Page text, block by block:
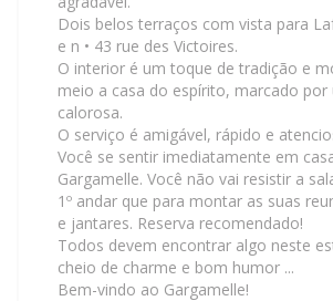
Dois belos terraços com vista para
e n • 43 rue des Victoires.
O interior é um toque de tradição e
meio a casa do espírito, marcado por
calorosa.
O serviço é amigável, rápido e
Você se sentir imediatamente em
Gargamelle. Você não vai resistir a
1º andar que para montar as suas
e jantares. Reserva recomendado!
Todos devem encontrar algo neste
cheio de charme e bom humor ...
Bem-vindo ao Gargamelle!